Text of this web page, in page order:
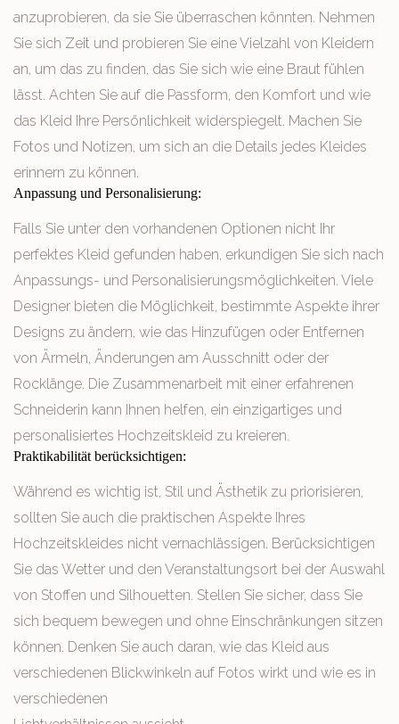
anzuprobieren, da sie Sie überraschen könnten. Nehmen
Sie sich Zeit und probieren Sie eine Vielzahl von Kleidern
an, um das zu finden, das Sie sich wie eine Braut fühlen
lässt. Achten Sie auf die Passform, den Komfort und wie
das Kleid Ihre Persönlichkeit widerspiegelt. Machen Sie
Fotos und Notizen, um sich an die Details jedes Kleides
erinnern zu können.
Anpassung und Personalisierung:
Falls Sie unter den vorhandenen Optionen nicht Ihr
perfektes Kleid gefunden haben, erkundigen Sie sich nach
Anpassungs- und Personalisierungsmöglichkeiten. Viele
Designer bieten die Möglichkeit, bestimmte Aspekte ihrer
Designs zu ändern, wie das Hinzufügen oder Entfernen
von Ärmeln, Änderungen am Ausschnitt oder der
Rocklänge. Die Zusammenarbeit mit einer erfahrenen
Schneiderin kann Ihnen helfen, ein einzigartiges und
personalisiertes Hochzeitskleid zu kreieren.
Praktikabilität berücksichtigen:
Während es wichtig ist, Stil und Ästhetik zu priorisieren,
sollten Sie auch die praktischen Aspekte Ihres
Hochzeitskleides nicht vernachlässigen. Berücksichtigen
Sie das Wetter und den Veranstaltungsort bei der Auswahl
von Stoffen und Silhouetten. Stellen Sie sicher, dass Sie
sich bequem bewegen und ohne Einschränkungen sitzen
können. Denken Sie auch daran, wie das Kleid aus
verschiedenen Blickwinkeln auf Fotos wirkt und wie es in
verschiedenen